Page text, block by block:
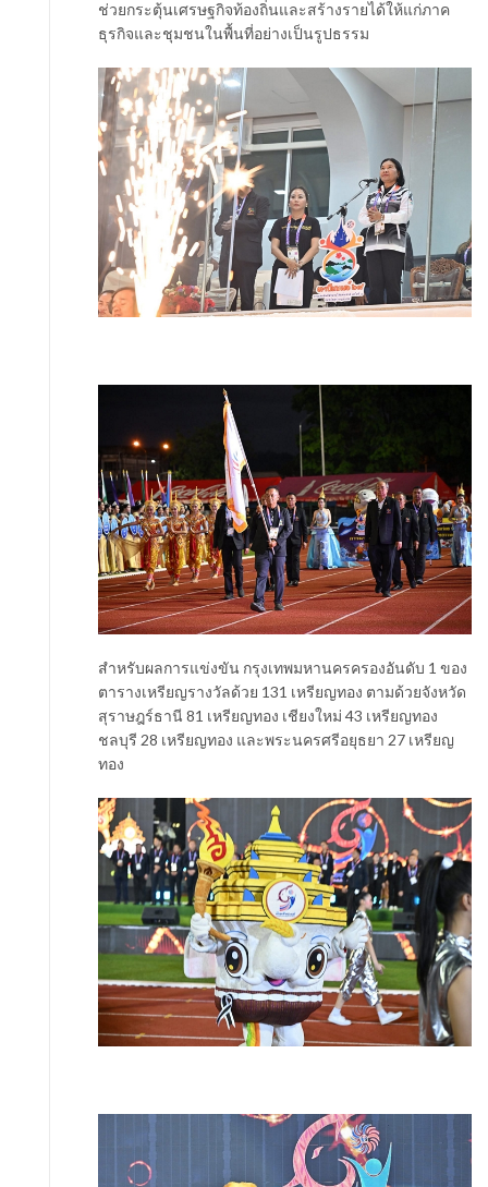
ช่วยกระตุ้นเศรษฐกิจท้องถิ่นและสร้างรายได้ให้แก่ภาค
ธุรกิจและชุมชนในพื้นที่อย่างเป็นรูปธรรม
สำหรับผลการแข่งขัน กรุงเทพมหานครครองอันดับ 1 ของ
ตารางเหรียญรางวัลด้วย 131 เหรียญทอง ตามด้วยจังหวัด
สุราษฎร์ธานี 81 เหรียญทอง เชียงใหม่ 43 เหรียญทอง
ชลบุรี 28 เหรียญทอง และพระนครศรีอยุธยา 27 เหรียญ
ทอง